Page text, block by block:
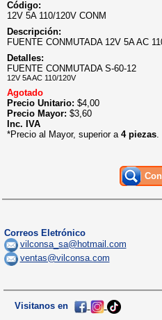
Código:
12V 5A 110/120V CONM
Descripción:
FUENTE CONMUTADA 12V 5A AC
Detalles:
FUENTE CONMUTADA S-60-12
12V 5A AC 110/120V
Agotado
Precio Unitario: $4,00
Precio Mayor: $3,60
Inc. IVA
*Precio al Mayor, superior a 4 piezas
Correos Eletrónico
vilconsa_sa@hotmail.com
ventas@vilconsa.com
Visitanos en